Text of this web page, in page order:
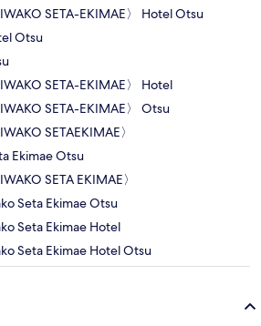
SETA-EKIMAE〉 Hotel Otsu
Otsu
SETA-EKIMAE〉 Hotel
SETA-EKIMAE〉 Otsu
SETAEKIMAE〉
Ekimae Otsu
SETA EKIMAE〉
Seta Ekimae Otsu
Seta Ekimae Hotel
Seta Ekimae Hotel Otsu